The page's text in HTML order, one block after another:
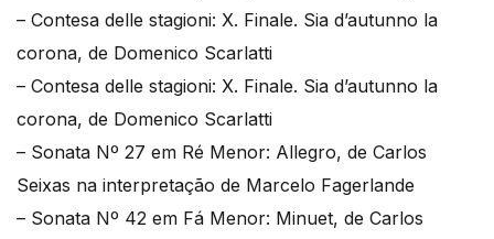
– Contesa delle stagioni: X. Finale. Sia d’autunno la
corona, de Domenico Scarlatti
– Contesa delle stagioni: X. Finale. Sia d’autunno la
corona, de Domenico Scarlatti
– Sonata Nº 27 em Ré Menor: Allegro, de Carlos
Seixas na interpretação de Marcelo Fagerlande
– Sonata Nº 42 em Fá Menor: Minuet, de Carlos